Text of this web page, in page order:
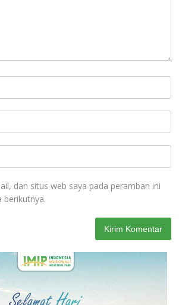
dan situs web saya pada peramban ini
berikutnya.